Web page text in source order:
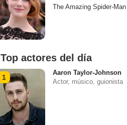
The Amazing Spider-Man
Top actores del día
1
Aaron Taylor-Johnson
Actor, músico, guionista